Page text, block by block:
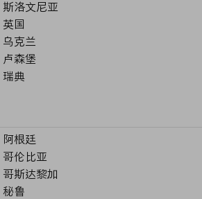
斯洛文尼亚
英国
乌克兰
卢森堡
瑞典
阿根廷
哥伦比亚
哥斯达黎加
秘鲁